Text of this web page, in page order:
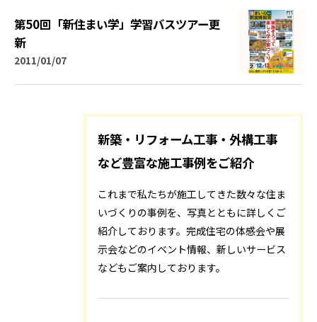
第50回「新住まい学」学習バスツアー更
新
2011/01/07
新築・リフォーム工事・外構工事
など豊富な施工事例をご紹介
これまで私たちが施工してきた数々な住ま
いづくりの事例を、写真とともに詳しくご
紹介しております。完成住宅の体感会や展
示会などのイベント情報、新しいサービス
などもご案内しております。